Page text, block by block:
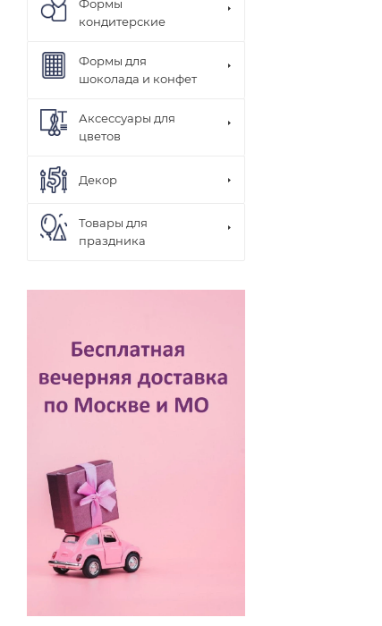
Формы
кондитерские
Формы для
шоколада и конфет
Аксессуары для
цветов
Декор
Товары для
праздника